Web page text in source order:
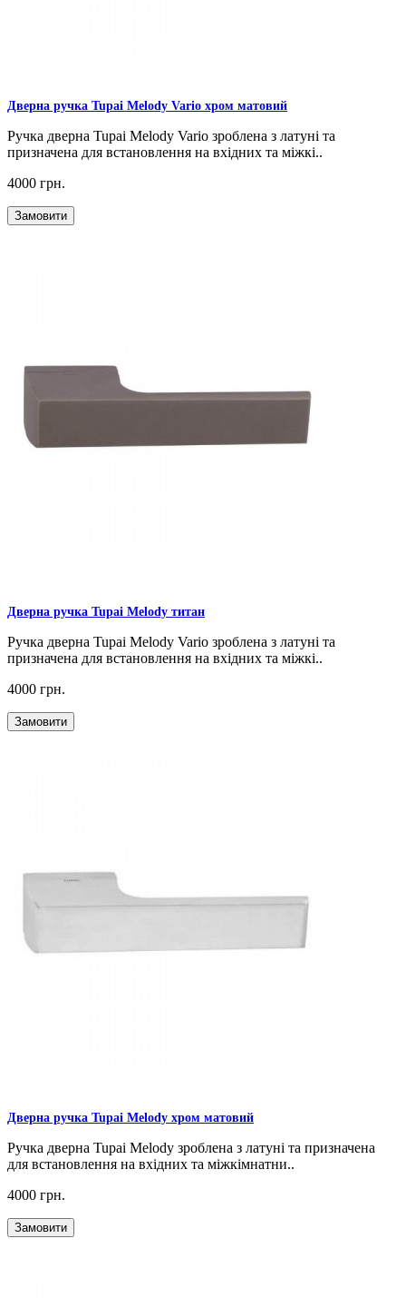
Дверна ручка Tupai Melody Vario хром матовий
Ручка дверна Tupai Melody Vario зроблена з латуні та
призначена для встановлення на вхідних та міжкі..
4000 грн.
Замовити
Дверна ручка Tupai Melody титан
Ручка дверна Tupai Melody Vario зроблена з латуні та
призначена для встановлення на вхідних та міжкі..
4000 грн.
Замовити
Дверна ручка Tupai Melody хром матовий
Ручка дверна Tupai Melody зроблена з латуні та призначена
для встановлення на вхідних та міжкімнатни..
4000 грн.
Замовити